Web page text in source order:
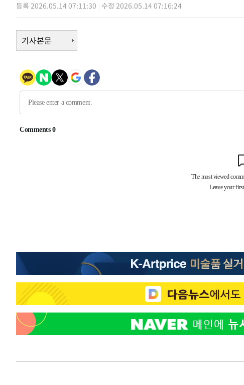
-10010초 전 >[속보] 호르무즈 해협 이란-오만 협상 기대속 뉴욕증시 혼조 마감
우 0.49%↑
-8365초 전 >[속보] 이란 대통령 "지금 최고지도자와 소통하기가 매우 어려워
임 3년 인터뷰
1시간 전 >[속보] "이란-오만, 호르무즈 해협 통행 항로 합의" 이란 외무부 대변
-30817초 전 >[속보]산업장관 "李정부, 원전 반대 안해…안정 전력 위해 불가
색
-28901초 전 >[속보]산업장관 "美무역법 제301조 과잉생산 결과 발표 8월 중 예
상
-28694초 전 >[속보]코스피 매도사이드카 발동…4%대 급락
-27966초 전 > [속보]전남광주 초대 시민추천 부시장에 백승주·윤난실
-24094초 전 >
서울 낮 39도 '폭염중대경보'…40도 관측 가능성도
미 워싱턴주 스포캔 시의 통제불능 3개 산불, 방화선 일부 구축
등록 2026.05.14 07:11:30 수정 2026.05.14 07:16:24
기사본문